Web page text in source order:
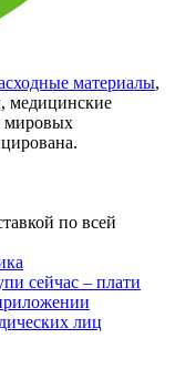
материалы,
медицинские
мировых
по всей
сейчас – плати
лиц